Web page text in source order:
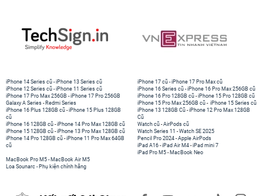
iPhone 14 Series cũ -iPhone 13 Series cũ
iPhone 12 Series cũ -iPhone 11 Series cũ
iPhone 17 Pro Max 256GB -iPhone 17 Pro 256GB
Galaxy A Series - Redmi Series
iPhone 17 cũ -iPhone 17 Pro Max cũ
iPhone 16 Series cũ - iPhone 16 Pro Max 256GB cũ
iPhone 16 Pro 128GB cũ -iPhone 15 Pro 128GB cũ
iPhone 15 Pro Max 256GB cũ - iPhone 15 Series cũ
iPhone 16 Plus 128GB cũ -iPhone 15 Plus 128GB
cũ
iPhone 16 128GB cũ -iPhone 14 Pro Max 128GB cũ
iPhone 15 128GB cũ -iPhone 13 Pro Max 128GB cũ
iPhone 14 Pro 128GB cũ -iPhone 11 Pro Max 64GB
cũ
iPhone 13 128GB Cũ -iPhone 12 Pro Max 128GB
Cũ
Watch cũ -AirPods cũ
Watch Series 11 -Watch SE 2025
Pencil Pro 2024 -Apple AirPods
iPad A16 -iPad Air M4 -iPad mini 7
iPad Pro M5 - MacBook Neo
MacBook Pro M5 - MacBook Air M5
Loa Sounarc - Phụ kiện chính hãng